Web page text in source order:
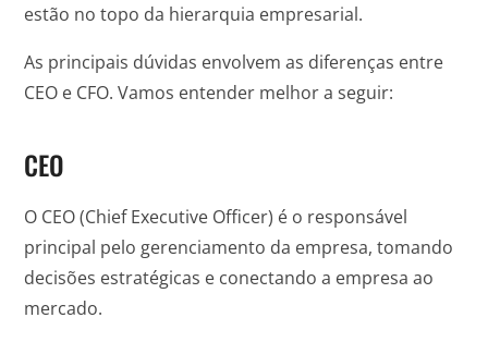
estão no topo da hierarquia empresarial.
As principais dúvidas envolvem as diferenças entre
CEO e CFO. Vamos entender melhor a seguir:
CEO
O CEO (Chief Executive Officer) é o responsável
principal pelo gerenciamento da empresa, tomando
decisões estratégicas e conectando a empresa ao
mercado.